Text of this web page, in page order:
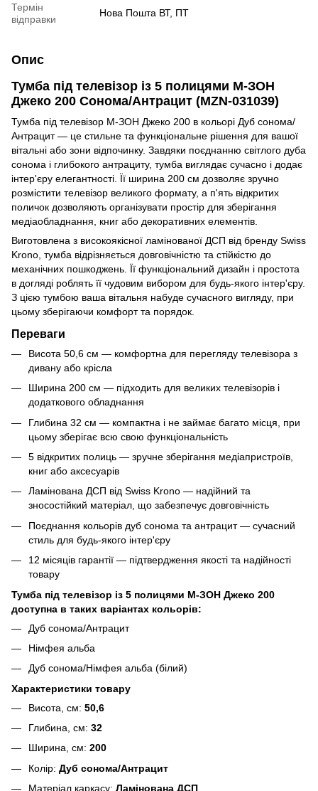
Термін
відправки
Нова Пошта ВТ, ПТ
Опис
Тумба під телевізор із 5 полицями М-ЗОН
Джеко 200 Сонома/Антрацит (MZN-031039)
Тумба під телевізор М-ЗОН Джеко 200 в кольорі Дуб сонома/
Антрацит — це стильне та функціональне рішення для вашої
вітальні або зони відпочинку. Завдяки поєднанню світлого дуба
сонома і глибокого антрациту, тумба виглядає сучасно і додає
інтер'єру елегантності. Її ширина 200 см дозволяє зручно
розмістити телевізор великого формату, а п'ять відкритих
поличок дозволяють організувати простір для зберігання
медіаобладнання, книг або декоративних елементів.
Виготовлена з високоякісної ламінованої ДСП від бренду Swiss
Krono, тумба відрізняється довговічністю та стійкістю до
механічних пошкоджень. Її функціональний дизайн і простота
в догляді роблять її чудовим вибором для будь-якого інтер'єру.
З цією тумбою ваша вітальня набуде сучасного вигляду, при
цьому зберігаючи комфорт та порядок.
Переваги
Висота 50,6 см — комфортна для перегляду телевізора з
дивану або крісла
Ширина 200 см — підходить для великих телевізорів і
додаткового обладнання
Глибина 32 см — компактна і не займає багато місця, при
цьому зберігає всю свою функціональність
5 відкритих полиць — зручне зберігання медіапристроїв,
книг або аксесуарів
Ламінована ДСП від Swiss Krono — надійний та
зносостійкий матеріал, що забезпечує довговічність
Поєднання кольорів дуб сонома та антрацит — сучасний
стиль для будь-якого інтер'єру
12 місяців гарантії — підтвердження якості та надійності
товару
Тумба під телевізор із 5 полицями М-ЗОН Джеко 200
доступна в таких варіантах кольорів:
Дуб сонома/Антрацит
Німфея альба
Дуб сонома/Німфея альба (білий)
Характеристики товару
Висота, см: 50,6
Глибина, см: 32
Ширина, см: 200
Колір: Дуб сонома/Антрацит
Матеріал каркасу: Ламінована ДСП